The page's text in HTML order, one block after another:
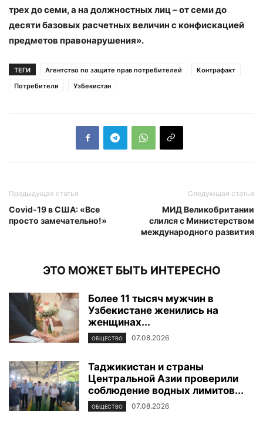
трех до семи, а на должностных лиц – от семи до
десяти базовых расчетных величин с конфискацией
предметов правонарушения».
ТЕГИ Агентство по защите прав потребителей
Контрафакт
Потребители
Узбекистан
Предыдущая статья
Covid-19 в США: «Все
просто замечательно!»
Следующая статья
МИД Великобритании
слился с Министерством
международного развития
ЭТО МОЖЕТ БЫТЬ ИНТЕРЕСНО
Более 11 тысяч мужчин в
Узбекистане женились на
женщинах...
ОБЩЕСТВО 07.08.2026
Таджикистан и страны
Центральной Азии проверили
соблюдение водных лимитов...
ОБЩЕСТВО 07.08.2026